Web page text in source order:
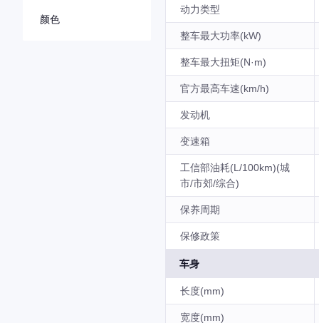
颜色
动力类型
整车最大功率(kW)
整车最大扭矩(N·m)
官方最高车速(km/h)
发动机
变速箱
工信部油耗(L/100km)(城
市/市郊/综合)
保养周期
保修政策
车身
长度(mm)
宽度(mm)